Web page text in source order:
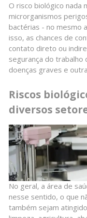
O risco biológico nada
microrganismos
bactérias - no mesmo
isso, as chances de
contato direto ou
segurança do
doenças graves e
Riscos
diversos
No geral, a área de
nesse sentido, o que
também sejam